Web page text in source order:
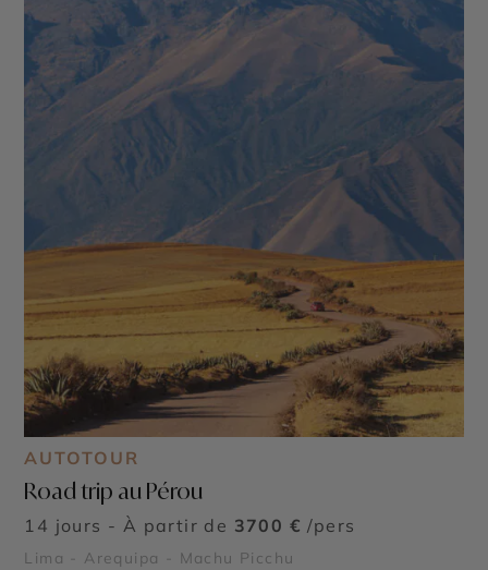
AUTOTOUR
Road trip au Pérou
14 jours - À partir de 3700 € /pers
Lima - Arequipa - Machu Picchu